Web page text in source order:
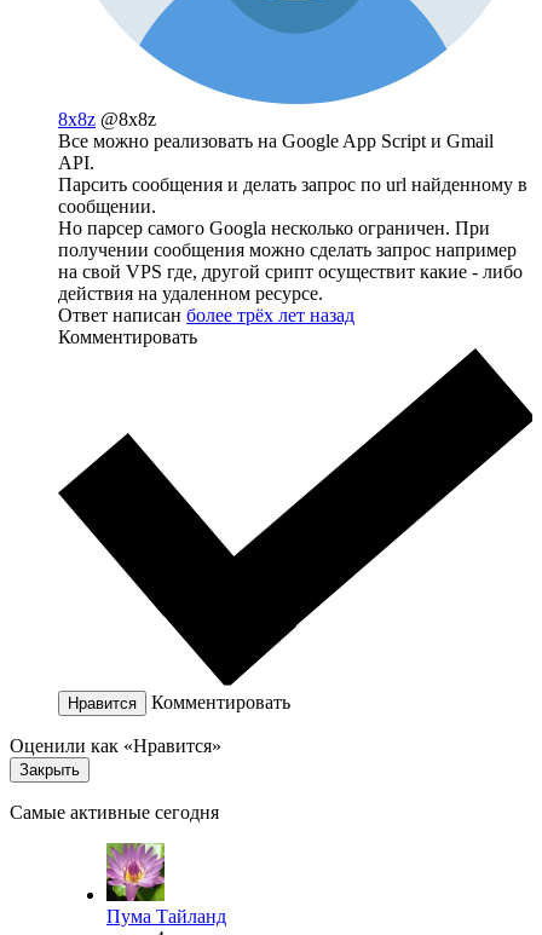
8x8z @8x8z
Все можно реализовать на Google App Script и Gmail
API.
Парсить сообщения и делать запрос по url найденному в
сообщении.
Но парсер самого Googla несколько ограничен. При
получении сообщения можно сделать запрос например
на свой VPS где, другой срипт осуществит какие - либо
действия на удаленном ресурсе.
Ответ написан более трёх лет назад
Комментировать
Нравится Комментировать
Оценили как «Нравится»
Закрыть
Самые активные сегодня
Пума Тайланд